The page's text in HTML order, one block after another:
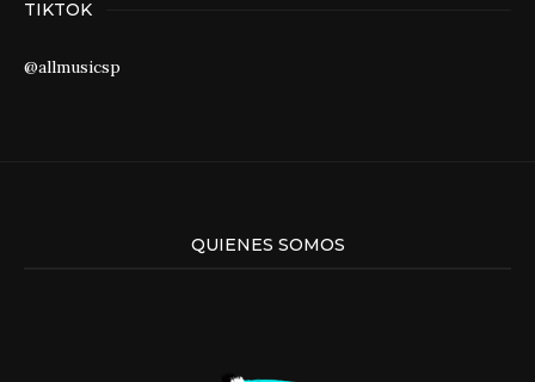
TIKTOK
@allmusicsp
QUIENES SOMOS